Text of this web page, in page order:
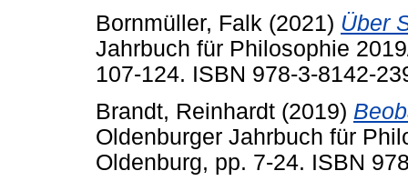
Bornmüller, Falk (2021) Über
Jahrbuch für Philosophie
107-124. ISBN 978-3-8142-
Brandt, Reinhardt (2019)
Oldenburger Jahrbuch für
Oldenburg, pp. 7-24. ISBN